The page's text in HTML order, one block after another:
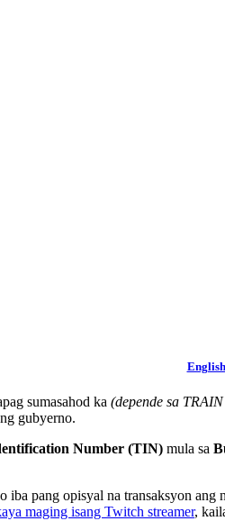
sumasahod ka (depende sa
gubyerno.
Number (TIN) mula sa
pang opisyal na transaksyon
maging isang Twitch streamer,